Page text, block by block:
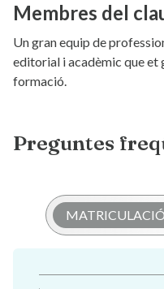
Membres del
Un gran equip de
editorial i acadèmic que et
formació.
Preguntes
MATRICULACIÓ